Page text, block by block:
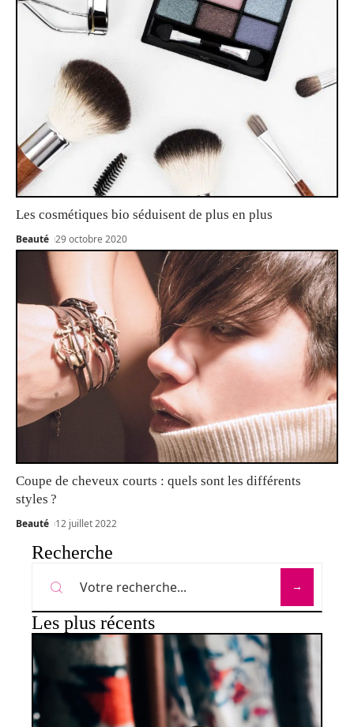
Les cosmétiques bio séduisent de plus en plus
Beauté 29 octobre 2020
Coupe de cheveux courts : quels sont les différents
styles ?
Beauté 12 juillet 2022
Recherche
Les plus récents